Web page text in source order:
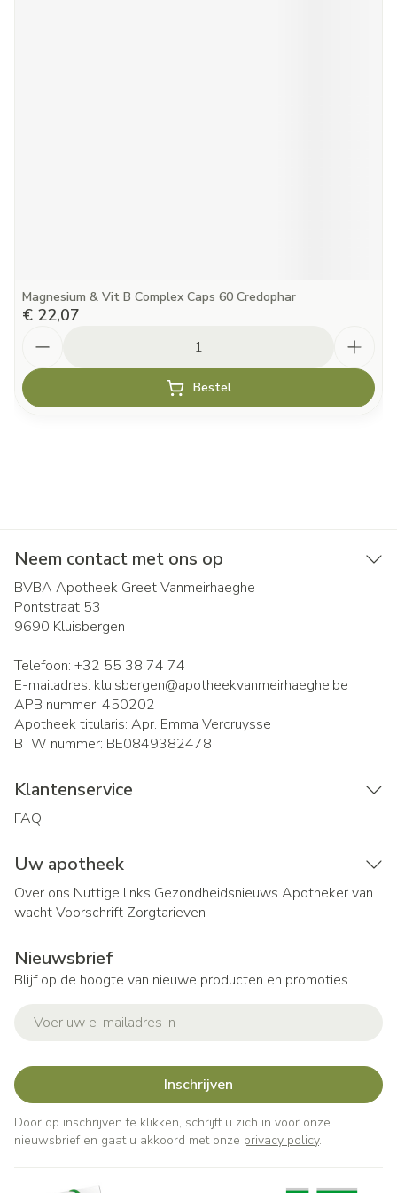
Magnesium & Vit B Complex Caps 60 Credophar
€ 22,07
Bestel
Neem contact met ons op
BVBA Apotheek Greet Vanmeirhaeghe
Pontstraat 53
9690 Kluisbergen
Telefoon: +32 55 38 74 74
E-mailadres: kluisbergen@apotheekvanmeirhaeghe.be
APB nummer: 450202
Apotheek titularis: Apr. Emma Vercruysse
BTW nummer: BE0849382478
Klantenservice
FAQ
Uw apotheek
Over ons Nuttige links Gezondheidsnieuws Apotheker van
wachtVoorschrift Zorgtarieven
Nieuwsbrief
Blijf op de hoogte van nieuwe producten en promoties
Inschrijven
Door op inschrijven te klikken, schrijft u zich in voor onze
nieuwsbrief en gaat u akkoord met onze privacy policy.